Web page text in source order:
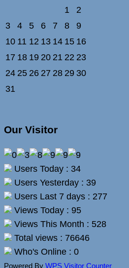
1
2
3
4 5 6 7 8
9
10 11 12 13 14 15 16
17 18 19 20 21 22 23
24 25 26 27 28 29 30
31
Our Visitor
Users Today : 34
Users Yesterday : 39
Users Last 7 days : 277
Views Today : 95
Views This Month : 528
Total views : 76646
Who's Online : 0
Powered By WPS Visitor Counter